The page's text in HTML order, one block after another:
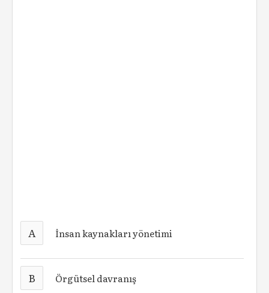
A İnsan kaynakları yönetimi
B Örgütsel davranış